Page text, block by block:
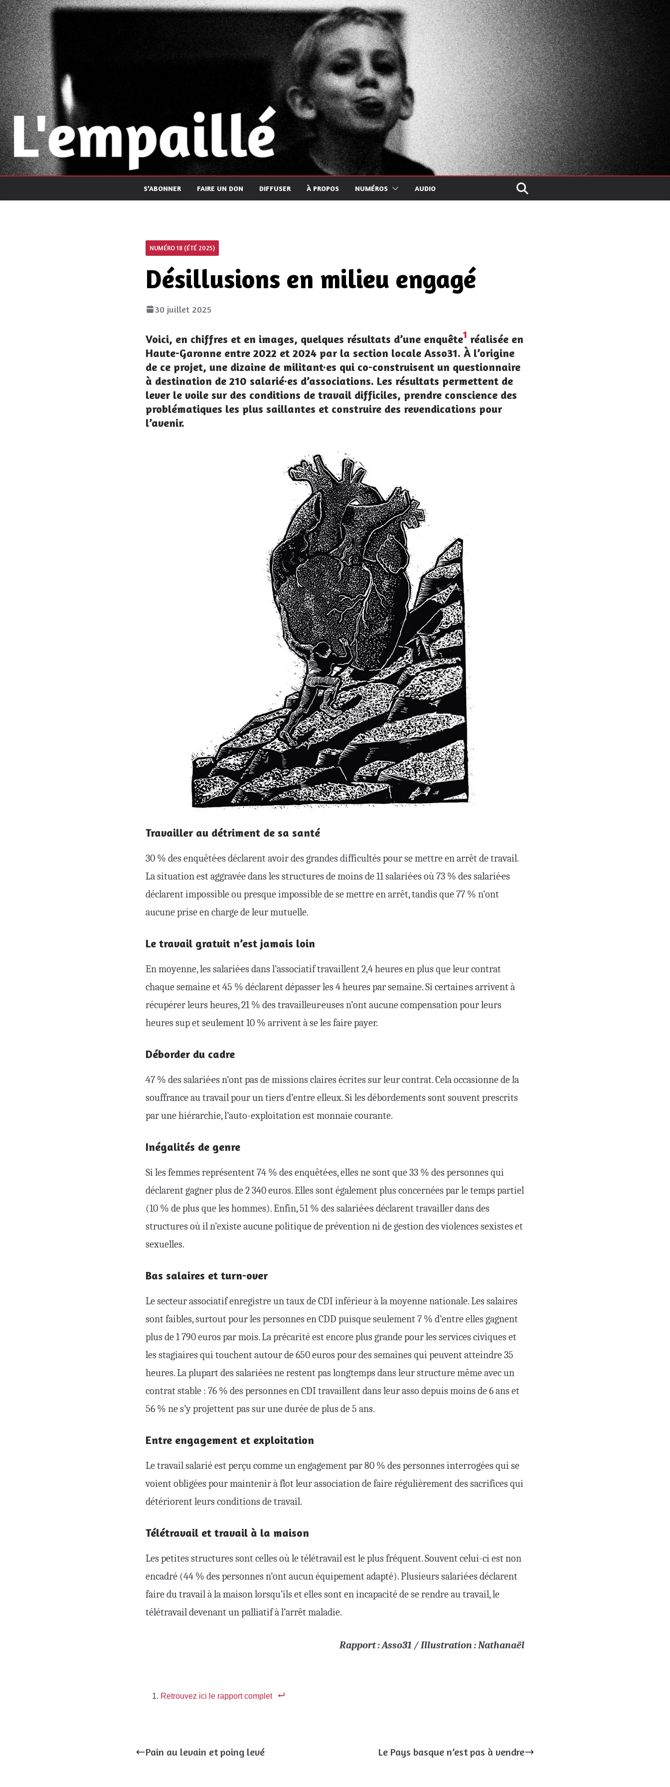
Passer
au
contenu
S’ABONNER FAIRE UN DON DIFFUSER À PROPOS NUMÉROS AUDIO
NUMÉRO 18 (ÉTÉ 2025)
Désillusions en milieu engagé
30 juillet 2025
Voici, en chiffres et en images, quelques résultats d’une enquête1 réalisée en
Haute-Garonne entre 2022 et 2024 par la section locale Asso31. À l’origine
de ce projet, une dizaine de militant·es qui co-construisent un questionnaire
à destination de 210 salarié·es d’associations. Les résultats permettent de
lever le voile sur des conditions de travail difficiles, prendre conscience des
problématiques les plus saillantes et construire des revendications pour
l’avenir.
Travailler au détriment de sa santé
30 % des enquêté·es déclarent avoir des grandes difficultés pour se mettre en arrêt de travail.
La situation est aggravée dans les structures de moins de 11 salarié·es où 73 % des salarié·es
déclarent impossible ou presque impossible de se mettre en arrêt, tandis que 77 % n’ont
aucune prise en charge de leur mutuelle.
Le travail gratuit n’est jamais loin
En moyenne, les salarié·es dans l’associatif travaillent 2,4 heures en plus que leur contrat
chaque semaine et 45 % déclarent dépasser les 4 heures par semaine. Si certaine·s arrivent à
récupérer leurs heures, 21 % des travailleur·euses n’ont aucune compensation pour leurs
heures sup et seulement 10 % arrivent à se les faire payer.
Déborder du cadre
47 % des salarié·es n’ont pas de missions claires écrites sur leur contrat. Cela occasionne de la
souffrance au travail pour un tiers d’entre elleux. Si les débordements sont souvent prescrits
par une hiérarchie, l’auto-exploitation est monnaie courante.
Inégalités de genre
Si les femmes représentent 74 % des enquêté·es, elles ne sont que 33 % des personnes qui
déclarent gagner plus de 2 340 euros. Elles sont également plus concernées par le temps partiel
(10 % de plus que les hommes). Enfin, 51 % des salarié·e·s déclarent travailler dans des
structures où il n’existe aucune politique de prévention ni de gestion des violences sexistes et
sexuelles.
Bas salaires et turn-over
Le secteur associatif enregistre un taux de CDI inférieur à la moyenne nationale. Les salaires
sont faibles, surtout pour les personnes en CDD puisque seulement 7 % d’entre elles gagnent
plus de 1 790 euros par mois. La précarité est encore plus grande pour les services civiques et
les stagiaires qui touchent autour de 650 euros pour des semaines qui peuvent atteindre 35
heures. La plupart des salarié·es ne restent pas longtemps dans leur structure même avec un
contrat stable : 76 % des personnes en CDI travaillent dans leur asso depuis moins de 6 ans et
56 % ne s’y projettent pas sur une durée de plus de 5 ans.
Entre engagement et exploitation
Le travail salarié est perçu comme un engagement par 80 % des personnes interrogées qui se
voient obligées pour maintenir à flot leur association de faire régulièrement des sacrifices qui
détériorent leurs conditions de travail.
Télétravail et travail à la maison
Les petites structures sont celles où le télétravail est le plus fréquent. Souvent celui-ci est non
encadré (44 % des personnes n’ont aucun équipement adapté). Plusieurs salarié·es déclarent
faire du travail à la maison lorsqu’ils et elles sont en incapacité de se rendre au travail, le
télétravail devenant un palliatif à l’arrêt maladie.
Rapport : Asso31 / Illustration : Nathanaël
Retrouvez ici le rapport complet
Pain au levain et poing levé Le Pays basque n’est pas à vendre